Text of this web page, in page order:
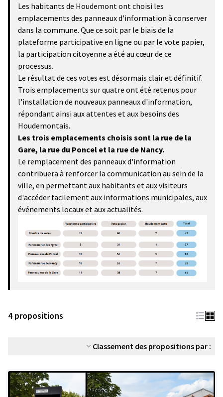
Les habitants de Houdemont ont choisi les
emplacements des panneaux d'information à conserver
dans la commune. Que ce soit par le biais de la
plateforme participative en ligne ou par le vote papier,
la participation citoyenne a été au cœur de ce
processus.
Le résultat de ces votes est désormais clair et définitif.
Trois emplacements sur quatre ont été retenus pour
l'installation de nouveaux panneaux d'information,
répondant ainsi aux attentes et aux besoins des
Houdemontais.
Les trois emplacements choisis sont la rue de la
Gare, la rue du Poncel et la rue de Nancy.
Le remplacement des panneaux d'information
contribuera à renforcer la communication au sein de la
ville, en permettant aux habitants et aux visiteurs
d'accéder facilement aux informations municipales, aux
événements locaux et aux actualités.
4 propositions
Classement des propositions par :